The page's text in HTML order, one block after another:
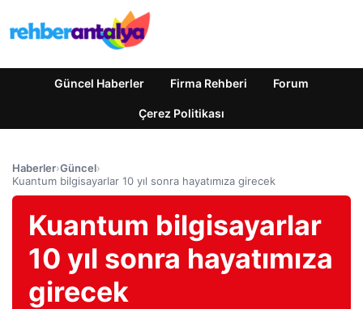
Güncel Haberler Firma Rehberi Forum
Çerez Politikası
Haberler›Güncel›
Kuantum bilgisayarlar 10 yıl sonra hayatımıza girecek
Kuantum bilgisayarlar
10 yıl sonra hayatımıza
girecek